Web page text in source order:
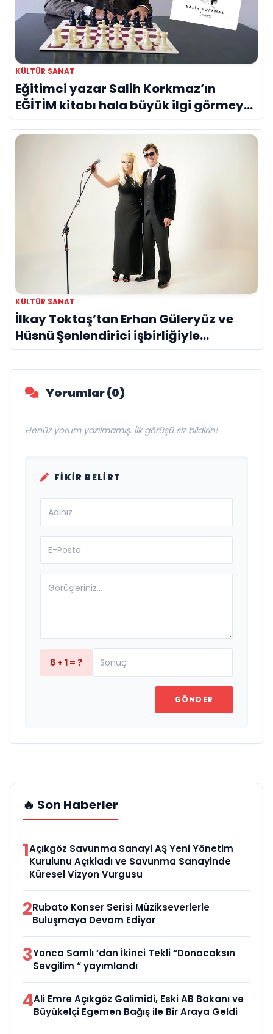
KÜLTÜR SANAT
Eğitimci yazar Salih Korkmaz’ın
EĞİTİM kitabı hala büyük ilgi görmeye
devam ediyor
KÜLTÜR SANAT
İlkay Toktaş’tan Erhan Güleryüz ve
Hüsnü Şenlendirici işbirliğiyle
duygusal bir aşk manifestosu: “Deliler
Gibi”
Yorumlar (0)
Henüz yorum yazılmamış. İlk görüşü siz bildirin!
FIKIR BELIRT
6 + 1 = ?
GÖNDER
🔥 Son Haberler
1Açıkgöz Savunma Sanayi AŞ Yeni Yönetim
Kurulunu Açıkladı ve Savunma Sanayinde
Küresel Vizyon Vurgusu
2Rubato Konser Serisi Müzikseverlerle
Buluşmaya Devam Ediyor
3Yonca Samlı ‘dan İkinci Tekli “Donacaksın
Sevgilim “ yayımlandı
4Ali Emre Açıkgöz Galimidi, Eski AB Bakanı ve
Büyükelçi Egemen Bağış ile Bir Araya Geldi